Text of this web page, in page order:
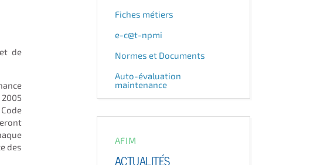
de
des
Fiches métiers
e-c@t-npmi
Normes et Documents
Auto-évaluation
maintenance
AFIM
ACTUALITÉS